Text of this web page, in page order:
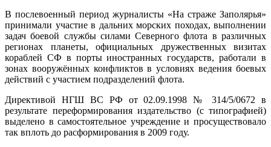
В послевоенный период журналисты «На страже Заполярья»
принимали участие в дальних морских походах, выполнении
задач боевой службы силами Северного флота в различных
регионах планеты, официальных дружественных визитах
кораблей СФ в порты иностранных государств, работали в
зонах вооружённых конфликтов в условиях ведения боевых
действий с участием подразделений флота.
Директивой НГШ ВС РФ от 02.09.1998 № 314/5/0672 в
результате переформирования издательство (с типографией)
выделено в самостоятельное учреждение и просуществовало
так вплоть до расформирования в 2009 году.